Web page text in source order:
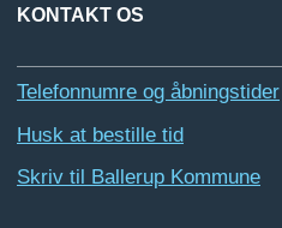
KONTAKT OS
Telefonnumre og åbningstider
Husk at bestille tid
Skriv til Ballerup Kommune